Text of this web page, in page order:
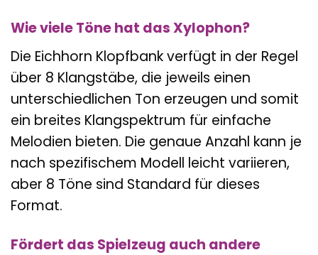
Wie viele Töne hat das Xylophon?
Die Eichhorn Klopfbank verfügt in der Regel
über 8 Klangstäbe, die jeweils einen
unterschiedlichen Ton erzeugen und somit
ein breites Klangspektrum für einfache
Melodien bieten. Die genaue Anzahl kann je
nach spezifischem Modell leicht variieren,
aber 8 Töne sind Standard für dieses
Format.
Fördert das Spielzeug auch andere